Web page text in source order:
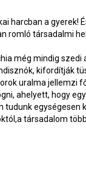
harcban a gyerek!
romló társadalmi
még mindig
kifordítják
uralma jellemzi
ahelyett, hogy
egységesen
társadalom